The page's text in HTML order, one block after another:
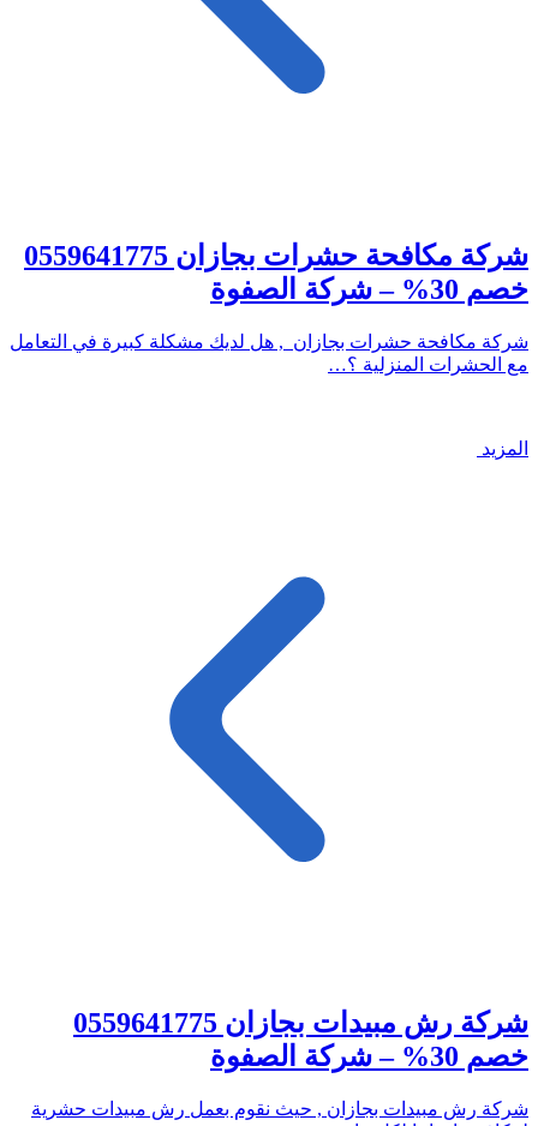
شركة مكافحة حشرات بجازان 0559641775
خصم 30% – شركة الصفوة
شركة مكافحة حشرات بجازان , هل لديك مشكلة كبيرة في التعامل
مع الحشرات المنزلية ؟…
المزيد
شركة رش مبيدات بجازان 0559641775
خصم 30% – شركة الصفوة
شركة رش مبيدات بجازان , حيث نقوم بعمل رش مبيدات حشرية